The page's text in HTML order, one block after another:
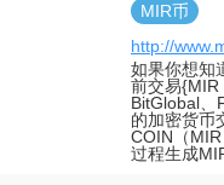
MIR币
http://
如果你想知
前交易{MIR
BitGlobal、
的加密货币
COIN（
过程生成